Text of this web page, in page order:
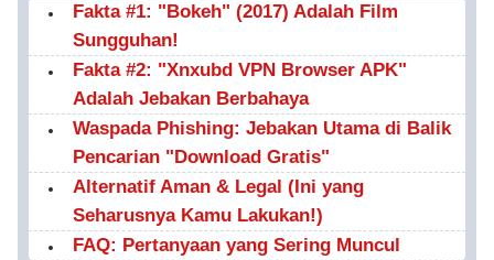
Fakta #1: "Bokeh" (2017) Adalah Film
Sungguhan!
Fakta #2: "Xnxubd VPN Browser APK"
Adalah Jebakan Berbahaya
Waspada Phishing: Jebakan Utama di Balik
Pencarian "Download Gratis"
Alternatif Aman & Legal (Ini yang
Seharusnya Kamu Lakukan!)
FAQ: Pertanyaan yang Sering Muncul